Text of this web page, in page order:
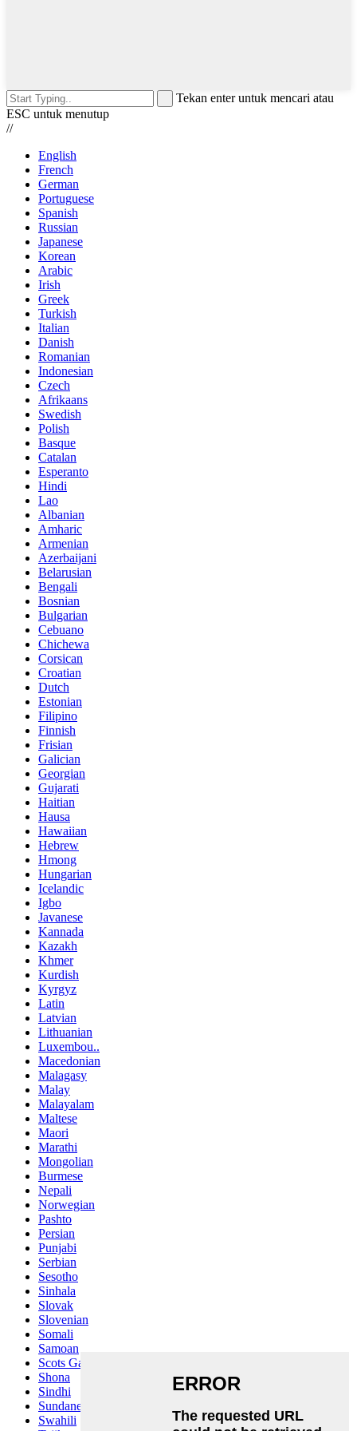
Tekan enter untuk mencari atau
ESC untuk menutup
//
English
French
German
Portuguese
Spanish
Russian
Japanese
Korean
Arabic
Irish
Greek
Turkish
Italian
Danish
Romanian
Indonesian
Czech
Afrikaans
Swedish
Polish
Basque
Catalan
Esperanto
Hindi
Lao
Albanian
Amharic
Armenian
Azerbaijani
Belarusian
Bengali
Bosnian
Bulgarian
Cebuano
Chichewa
Corsican
Croatian
Dutch
Estonian
Filipino
Finnish
Frisian
Galician
Georgian
Gujarati
Haitian
Hausa
Hawaiian
Hebrew
Hmong
Hungarian
Icelandic
Igbo
Javanese
Kannada
Kazakh
Khmer
Kurdish
Kyrgyz
Latin
Latvian
Lithuanian
Luxembou..
Macedonian
Malagasy
Malay
Malayalam
Maltese
Maori
Marathi
Mongolian
Burmese
Nepali
Norwegian
Pashto
Persian
Punjabi
Serbian
Sesotho
Sinhala
Slovak
Slovenian
Somali
Samoan
Scots Gaelic
Shona
Sindhi
Sundanese
Swahili